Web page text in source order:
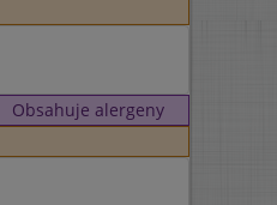
Obsahuje alergeny